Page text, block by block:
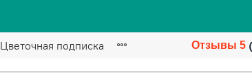
Цветочная подписка Отзывы 5